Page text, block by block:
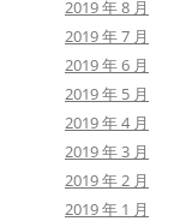
2019 年 8 月
2019 年 7 月
2019 年 6 月
2019 年 5 月
2019 年 4 月
2019 年 3 月
2019 年 2 月
2019 年 1 月